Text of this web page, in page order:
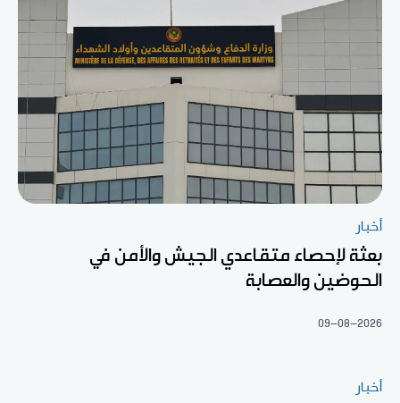
أخبار
بعثة لإحصاء متقاعدي الجيش والأمن في
الحوضين والعصابة
09-08-2026
أخبار